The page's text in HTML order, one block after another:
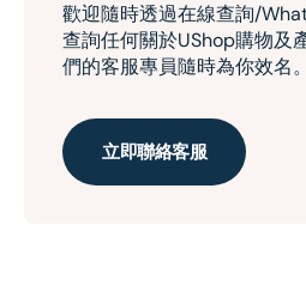
歡迎隨時透過在線查詢/
查詢任何關於UShop購物及
們的客服專員隨時為你效名。
立即聯絡客服